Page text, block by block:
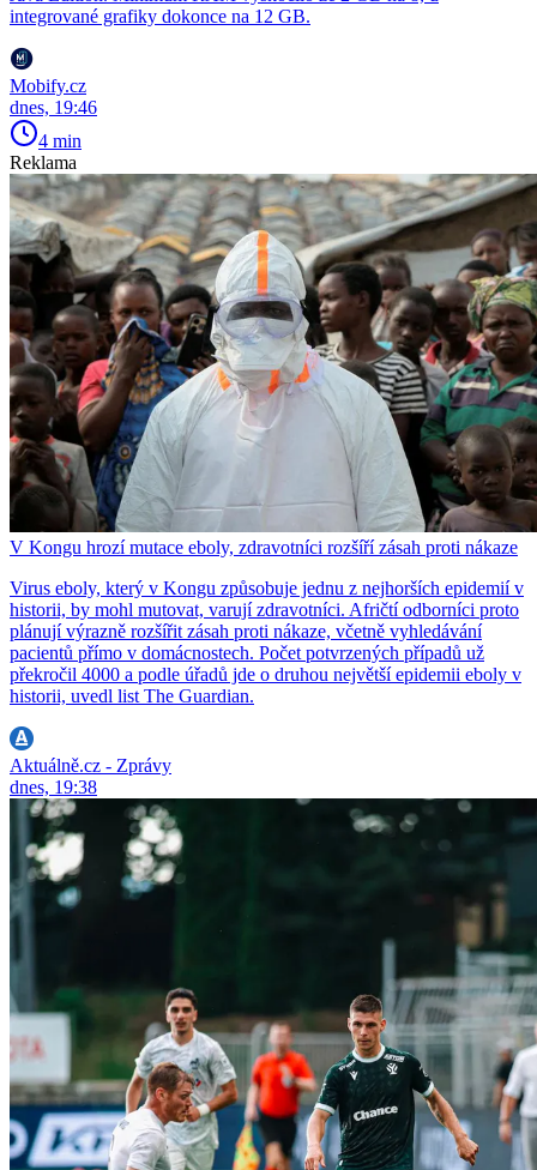
integrované grafiky dokonce na 12 GB.
Mobify.cz
dnes, 19:46
4 min
Reklama
V Kongu hrozí mutace eboly, zdravotníci rozšíří zásah proti nákaze
Virus eboly, který v Kongu způsobuje jednu z nejhorších epidemií v
historii, by mohl mutovat, varují zdravotníci. Afričtí odborníci proto
plánují výrazně rozšířit zásah proti nákaze, včetně vyhledávání
pacientů přímo v domácnostech. Počet potvrzených případů už
překročil 4000 a podle úřadů jde o druhou největší epidemii eboly v
historii, uvedl list The Guardian.
Aktuálně.cz - Zprávy
dnes, 19:38